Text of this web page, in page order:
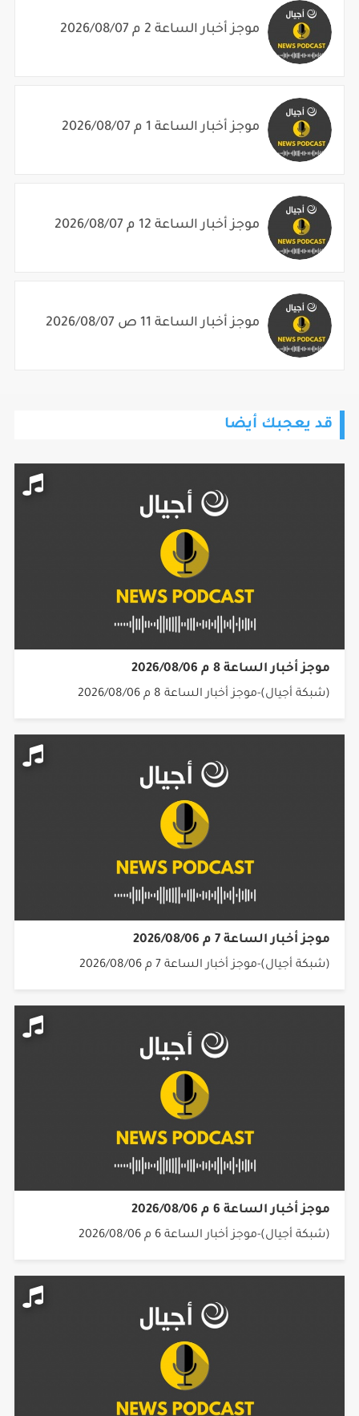
موجز أخبار الساعة 2 م 2026/08/07
موجز أخبار الساعة 1 م 2026/08/07
موجز أخبار الساعة 12 م 2026/08/07
موجز أخبار الساعة 11 ص 2026/08/07
قد يعجبك أيضا
موجز أخبار الساعة 8 م 2026/08/06
(شبكة أجيال)-موجز أخبار الساعة 8 م 2026/08/06
موجز أخبار الساعة 7 م 2026/08/06
(شبكة أجيال)-موجز أخبار الساعة 7 م 2026/08/06
موجز أخبار الساعة 6 م 2026/08/06
(شبكة أجيال)-موجز أخبار الساعة 6 م 2026/08/06